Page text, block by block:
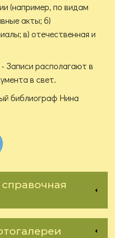
(например, по видам
акты; б)
в) отечественная и
Записи располагают в
в свет.
библиограф Нина